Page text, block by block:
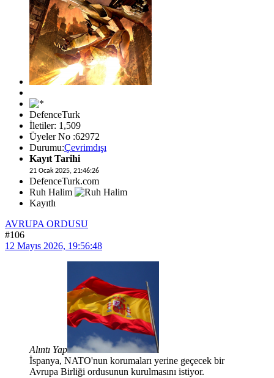
DefenceTurk
İletiler: 1,509
Üyeler No :62972
Durumu:Çevrimdışı
Kayıt Tarihi
21 Ocak 2025, 21:46:26
DefenceTurk.com
Ruh Halim
Kayıtlı
AVRUPA ORDUSU
#106
12 Mayıs 2026, 19:56:48
Alıntı Yap
İspanya, NATO'nun korumaları yerine geçecek bir
Avrupa Birliği ordusunun kurulmasını istiyor.